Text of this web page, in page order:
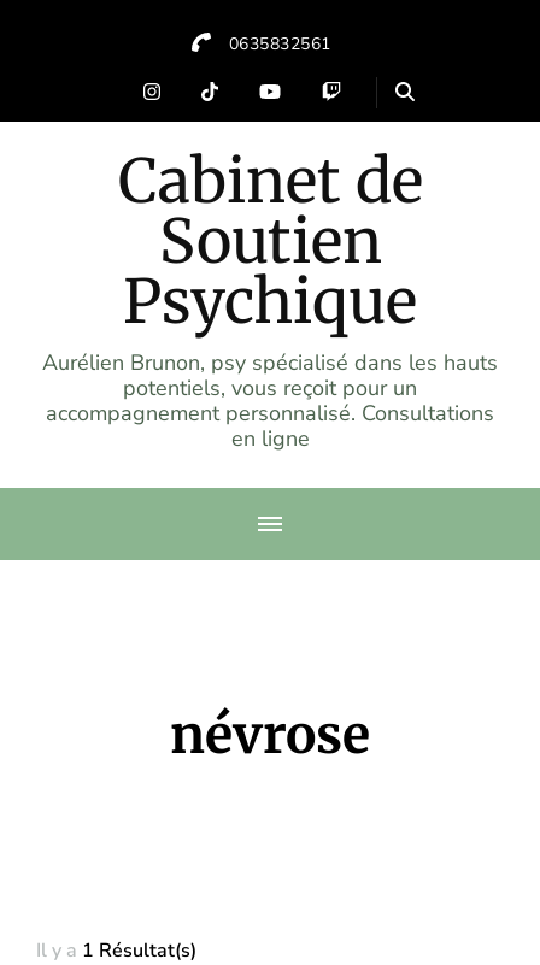
0635832561
Cabinet de
Soutien
Psychique
Aurélien Brunon, psy spécialisé dans les hauts
potentiels, vous reçoit pour un
accompagnement personnalisé. Consultations
en ligne
névrose
Il y a 1 Résultat(s)